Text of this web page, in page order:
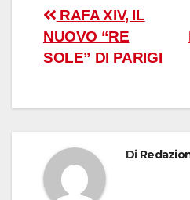
Navigazione
articoli
RAFA XIV, IL
NUOVO “RE
SOLE” DI PARIGI
Di